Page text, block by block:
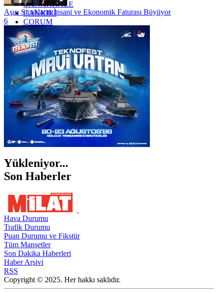
ÇANAKKALE
ÇANKIRI
ÇORUM
İSTANBUL
İZMİR
ŞANLIURFA
ŞIRNAK
Aşırı Sıcakların İnsani ve Ekonomik Faturası Büyüyor
6
Yükleniyor...
Son Haberler
Hava Durumu
Trafik Durumu
Puan Durumu ve Fikstür
Tüm Manşetler
Son Dakika Haberleri
Haber Arşivi
RSS
Copyright © 2025. Her hakkı saklıdır.